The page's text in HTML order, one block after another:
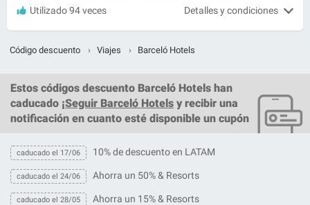
Utilizado 94 veces Detalles y condiciones
Código descuento › Viajes › Barceló Hotels
Estos códigos descuento Barceló Hotels han
caducado ¡Seguir Barceló Hotels y recibir una
notificación en cuanto esté disponible un cupón
caducado el 17/06 10% de descuento en LATAM
caducado el 24/06 Ahorra un 50% & Resorts
caducado el 28/05 Ahorra un 15% & Resorts